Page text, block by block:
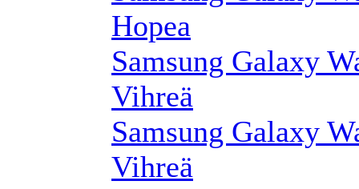
Hopea
Samsung Galaxy
Vihreä
Samsung Galaxy
Vihreä